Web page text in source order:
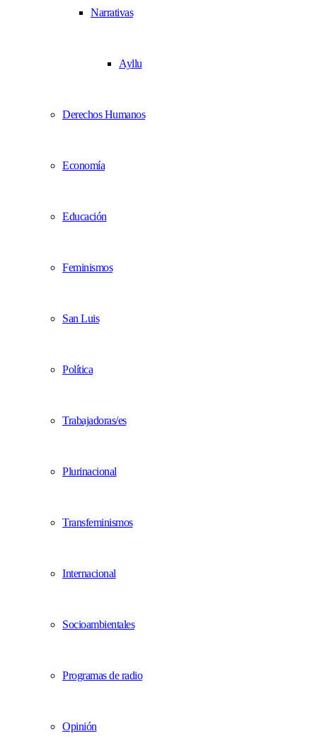
Narrativas
Ayllu
Derechos Humanos
Economía
Educación
Feminismos
San Luis
Política
Trabajadoras/es
Plurinacional
Transfeminismos
Internacional
Socioambientales
Programas de radio
Opinión